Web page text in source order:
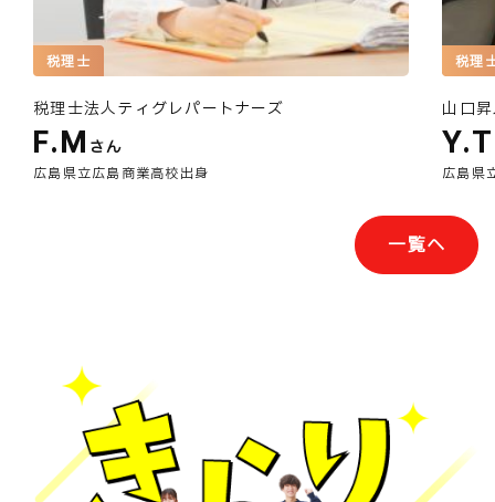
税理士
税理士法人ティグレパートナーズ
F.M さん
広島県立広島商業高校出身
税理
山口
Y.T
広島県
一覧へ